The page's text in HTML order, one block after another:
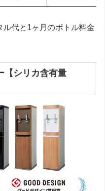
代と1ヶ月のボトル料金
【シリカ含有量